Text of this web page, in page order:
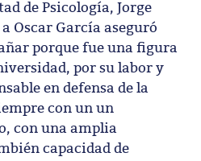
de Psicología, Jorge
Oscar García aseguró
porque fue una figura
por su labor y
en defensa de la
con un un
con una amplia
capacidad de